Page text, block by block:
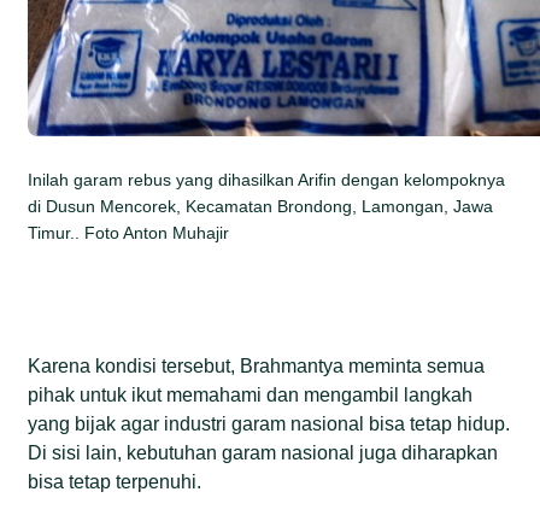
Inilah garam rebus yang dihasilkan Arifin dengan kelompoknya
di Dusun Mencorek, Kecamatan Brondong, Lamongan, Jawa
Timur.. Foto Anton Muhajir
Karena kondisi tersebut, Brahmantya meminta semua
pihak untuk ikut memahami dan mengambil langkah
yang bijak agar industri garam nasional bisa tetap hidup.
Di sisi lain, kebutuhan garam nasional juga diharapkan
bisa tetap terpenuhi.